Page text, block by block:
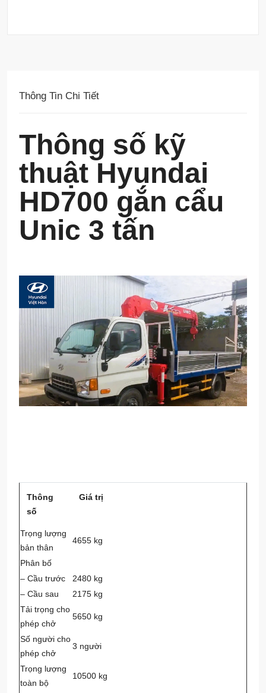
Thông Tin Chi Tiết
Thông số kỹ
thuật Hyundai
HD700 gắn cẩu
Unic 3 tấn
Thông
số
Giá trị
Trọng lượng
bản thân
4655 kg
Phân bố
– Cầu trước
2480 kg
– Cầu sau
2175 kg
Tải trọng cho
phép chở
5650 kg
Số người cho
phép chở
3 người
Trọng lượng
toàn bộ
10500 kg